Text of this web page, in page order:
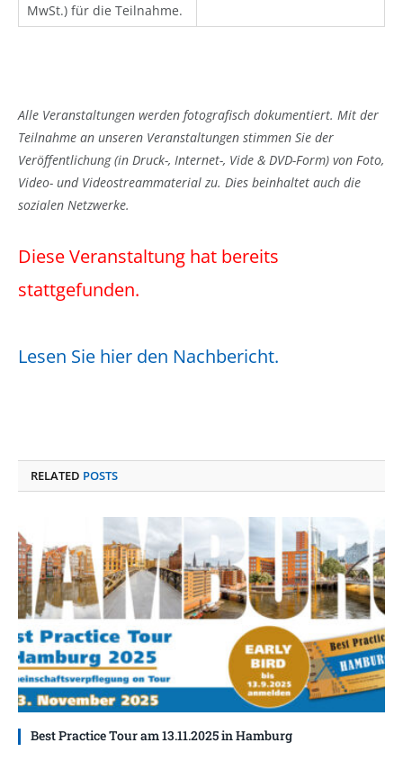
MwSt.) für die Teilnahme.
Alle Veranstaltungen werden fotografisch dokumentiert. Mit der
Teilnahme an unseren Veranstaltungen stimmen Sie der
Veröffentlichung (in Druck-, Internet-, Vide & DVD-Form) von Foto,
Video- und Videostreammaterial zu. Dies beinhaltet auch die
sozialen Netzwerke.
Diese Veranstaltung hat bereits
stattgefunden.
Lesen Sie hier den Nachbericht.
RELATED POSTS
Best Practice Tour am 13.11.2025 in Hamburg